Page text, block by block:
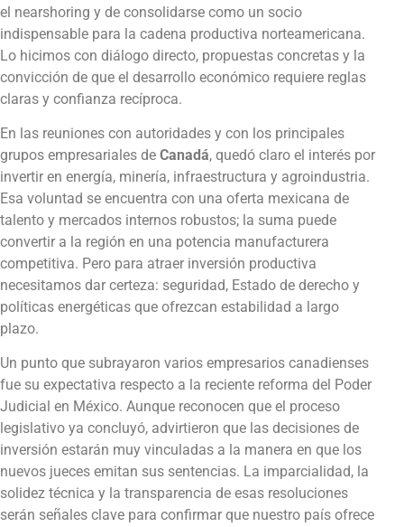
el nearshoring y de consolidarse como un socio
indispensable para la cadena productiva norteamericana.
Lo hicimos con diálogo directo, propuestas concretas y la
convicción de que el desarrollo económico requiere reglas
claras y confianza recíproca.
En las reuniones con autoridades y con los principales
grupos empresariales de Canadá, quedó claro el interés por
invertir en energía, minería, infraestructura y agroindustria.
Esa voluntad se encuentra con una oferta mexicana de
talento y mercados internos robustos; la suma puede
convertir a la región en una potencia manufacturera
competitiva. Pero para atraer inversión productiva
necesitamos dar certeza: seguridad, Estado de derecho y
políticas energéticas que ofrezcan estabilidad a largo
plazo.
Un punto que subrayaron varios empresarios canadienses
fue su expectativa respecto a la reciente reforma del Poder
Judicial en México. Aunque reconocen que el proceso
legislativo ya concluyó, advirtieron que las decisiones de
inversión estarán muy vinculadas a la manera en que los
nuevos jueces emitan sus sentencias. La imparcialidad, la
solidez técnica y la transparencia de esas resoluciones
serán señales clave para confirmar que nuestro país ofrece